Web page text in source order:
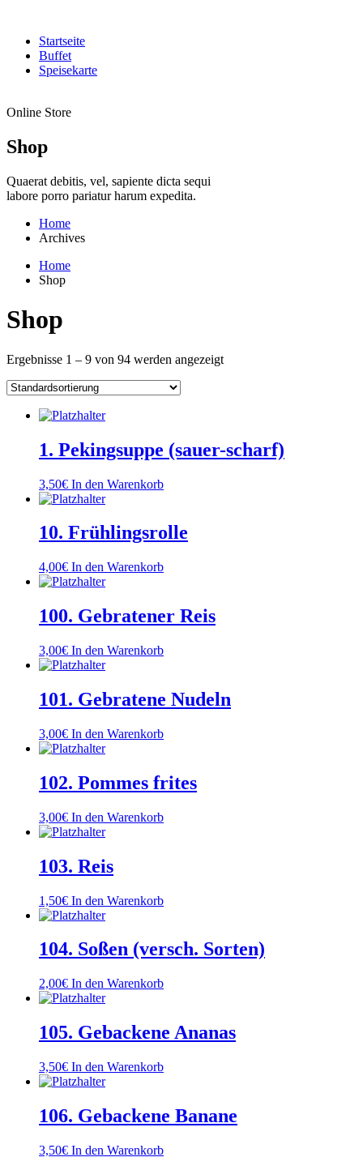
Startseite
Buffet
Speisekarte
Online Store
Shop
Quaerat debitis, vel, sapiente dicta sequi
labore porro pariatur harum expedita.
Home
Archives
Home
Shop
Shop
Ergebnisse 1 – 9 von 94 werden angezeigt
1. Pekingsuppe (sauer-scharf)
3,50€ In den Warenkorb
10. Frühlingsrolle
4,00€ In den Warenkorb
100. Gebratener Reis
3,00€ In den Warenkorb
101. Gebratene Nudeln
3,00€ In den Warenkorb
102. Pommes frites
3,00€ In den Warenkorb
103. Reis
1,50€ In den Warenkorb
104. Soßen (versch. Sorten)
2,00€ In den Warenkorb
105. Gebackene Ananas
3,50€ In den Warenkorb
106. Gebackene Banane
3,50€ In den Warenkorb